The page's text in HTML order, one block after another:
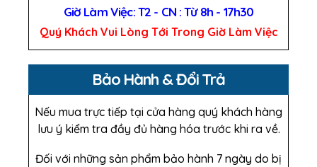
Giờ Làm Việc: T2 - CN : Từ 8h - 17h30
Quý Khách Vui Lòng Tới Trong Giờ Làm Việc
Bảo Hành & Đổi Trả
Nếu mua trực tiếp tại cửa hàng quý khách hàng
lưu ý kiểm tra đầy đủ hàng hóa trước khi ra về.
Đối với những sản phẩm bảo hành 7 ngày do bị